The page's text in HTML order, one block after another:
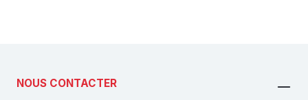
NOUS CONTACTER